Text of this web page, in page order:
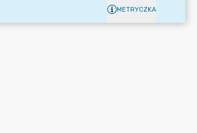
METRYCZKA